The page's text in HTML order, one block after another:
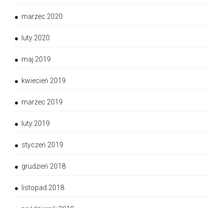
marzec 2020
luty 2020
maj 2019
kwiecień 2019
marzec 2019
luty 2019
styczeń 2019
grudzień 2018
listopad 2018